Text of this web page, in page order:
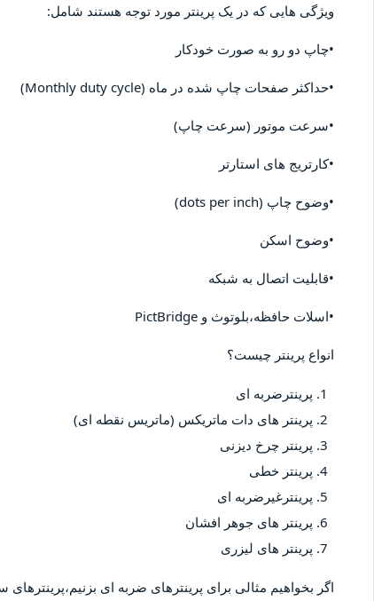
ویژگی هایی که در یک پرینتر مورد توجه هستند شامل:
•چاپ دو رو به صورت خودکار
•حداکثر صفحات چاپ شده در ماه (Monthly duty cycle)
•سرعت موتور (سرعت چاپ)
•کارتریج های استارتر
•وضوح چاپ (dots per inch)
•وضوح اسکن
•قابلیت اتصال به شبکه
•اسلات حافظه،بلوتوث و PictBridge
انواع پرینتر چیست؟
پرینترضربه ای
پرینتر های دات ماتریکس (ماتریس نقطه ای)
پرینتر چرخ دیزنی
پرینتر خطی
پرینترغیرضربه ای
پرینتر های جوهر افشان
پرینتر های لیزری
اگر بخواهیم مثالی برای پرینترهای ضربه ای